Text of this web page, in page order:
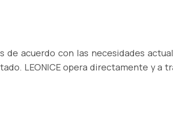
de acuerdo con las necesidades
LEONICE opera directamente y a